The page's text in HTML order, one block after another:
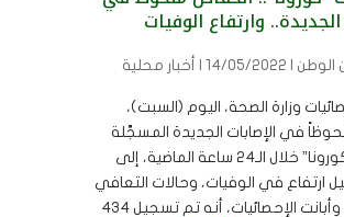
وارتفاع الوفيات
الوطن | 14/05/2022 | أخبار محلية
وزارة الصحة، اليوم (السبت)،
في الإصابات الجديدة المسجَّلة
بفيروس “كورونا” خلال الـ24 ساعة الماضية، إلى
ارتفاع في الوفيات، وحالات التعافي
من المرض. وأبانت الإحصائيات، أنه تم تسجيل 434